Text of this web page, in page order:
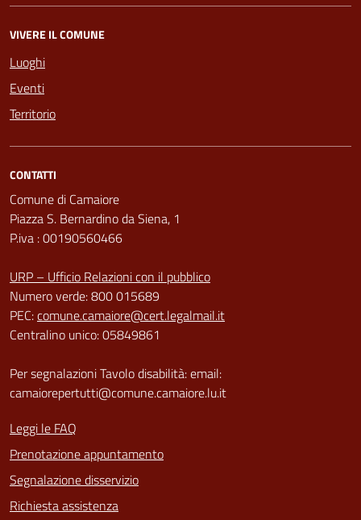
VIVERE IL COMUNE
Luoghi
Eventi
Territorio
CONTATTI
Comune di Camaiore
Piazza S. Bernardino da Siena, 1
P.iva : 00190560466
URP – Ufficio Relazioni con il pubblico
Numero verde: 800 015689
PEC:comune.camaiore@cert.legalmail.it
Centralino unico: 05849861
Per segnalazioni Tavolo disabilità: email:
camaiorepertutti@comune.camaiore.lu.it
Leggi le FAQ
Prenotazione appuntamento
Segnalazione disservizio
Richiesta assistenza